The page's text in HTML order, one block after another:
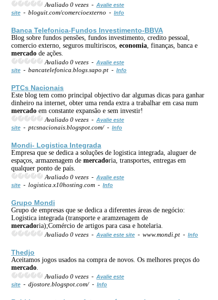
Avaliado 0 vezes - Avalie este
site - bloguit.com/comercioexterno - Info
Banca Telefonica-Fundos Investimento-BBVA
Blog sobre fundos pensões, fundos investimento, credito pessoal,
comercio externo, seguros multiriscos, economia , finanças, banca e
mercado de ações.
Avaliado 0 vezes - Avalie este
site - bancatelefonica.blogs.sapo.pt - Info
PTCs Nacionais
Este blog tem como principal objectivo dar algumas dicas para ganhar
dinheiro na internet, obter uma renda extra a trabalhar em casa num
mercado em constante expansão e sem investir!
Avaliado 0 vezes - Avalie este
site - ptcsnacionais.blogspot.com/ - Info
Mondi- Logistica Integrada
Empresa que se dedica a soluções de logistica integrada, aluguer de
espaços, armazenagem de mercadoria, transportes, entregas em
qualquer ponto de país.
Avaliado 0 vezes - Avalie este
site - logistica.x10hosting.com - Info
Grupo Mondi
Grupo de empresas que se dedica a diferentes áreas de negócio:
Logistica integrada (transporte e aramzenagem de
mercadoria);Comércio de artigos para casa e hotelaria.
Avaliado 0 vezes - Avalie este site - www.mondi.pt - Info
Thedjo
Aceitamos jogos usados na compra de novos. Os melhores preços do
mercado
Avaliado 0 vezes - Avalie este
site - djostore.blogspot.com/ - Info